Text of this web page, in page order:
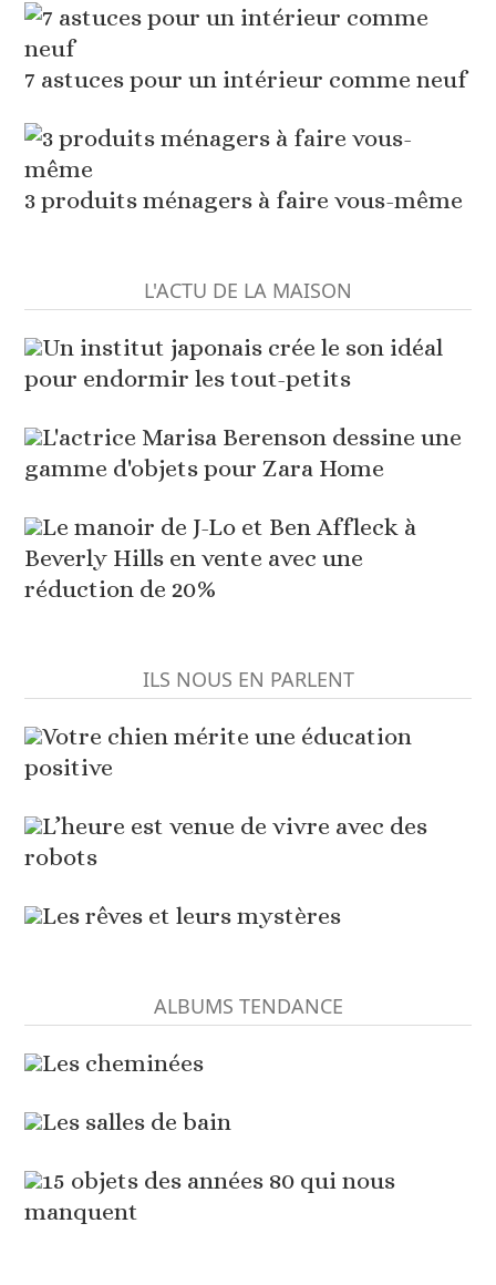
7 astuces pour un intérieur comme neuf
3 produits ménagers à faire vous-même
L'ACTU DE LA MAISON
Un institut japonais crée le son idéal
pour endormir les tout-petits
L'actrice Marisa Berenson dessine une
gamme d'objets pour Zara Home
Le manoir de J-Lo et Ben Affleck à
Beverly Hills en vente avec une
réduction de 20%
ILS NOUS EN PARLENT
Votre chien mérite une éducation
positive
L’heure est venue de vivre avec des
robots
Les rêves et leurs mystères
ALBUMS TENDANCE
Les cheminées
Les salles de bain
15 objets des années 80 qui nous
manquent